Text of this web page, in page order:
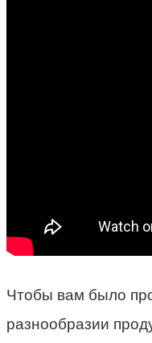
Чтобы вам было
разнообразии